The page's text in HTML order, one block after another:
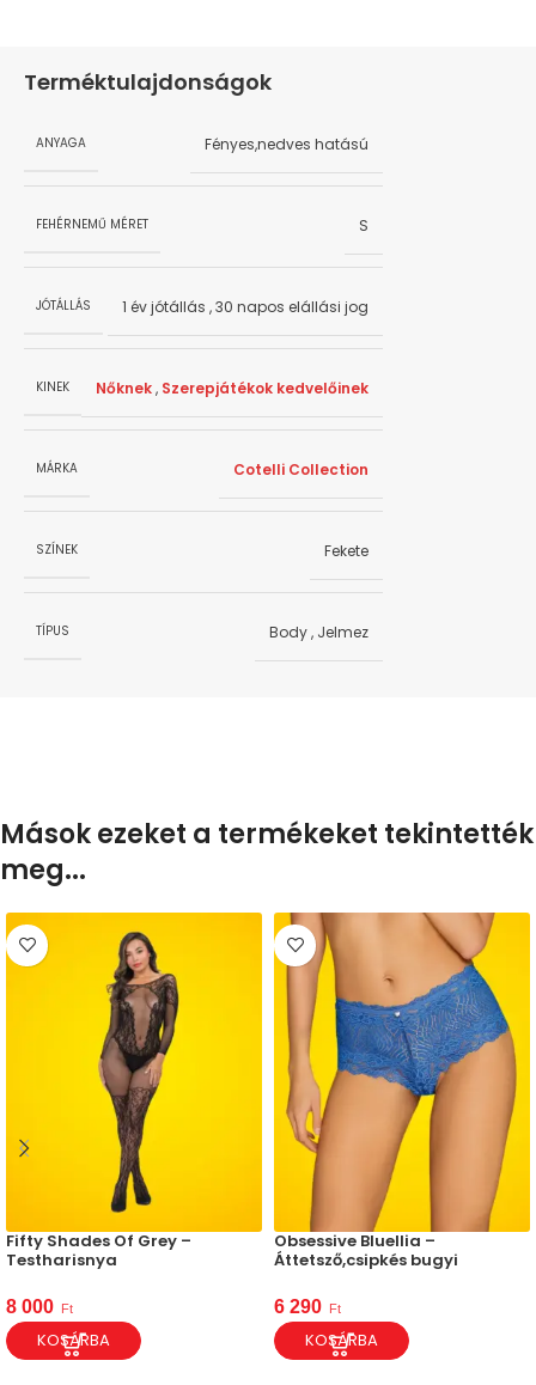
Terméktulajdonságok
ANYAGA Fényes,nedves hatású
FEHÉRNEMŰ MÉRET S
JÓTÁLLÁS 1 év jótállás ,30 napos elállási jog
KINEK Nőknek, Szerepjátékok kedvelőinek
MÁRKA Cotelli Collection
SZÍNEK Fekete
TÍPUS Body, Jelmez
Mások ezeket a termékeket tekintették
meg...
Fifty Shades Of Grey –
Testharisnya
8 000 Ft
KOSÁRBA
Obsessive Bluellia –
Áttetsző,csipkés bugyi
6 290 Ft
KOSÁRBA